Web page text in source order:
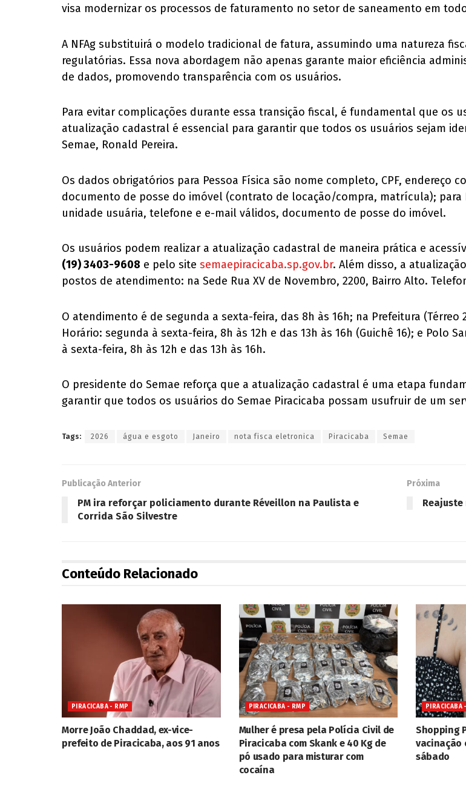
visa modernizar os processos de faturamento no setor de saneamento em
A NFAg substituirá o modelo tradicional de fatura, assumindo uma natureza
regulatórias. Essa nova abordagem não apenas garante maior eficiência
de dados, promovendo transparência com os usuários.
Para evitar complicações durante essa transição fiscal, é fundamental que os
atualização cadastral é essencial para garantir que todos os usuários sejam
Semae, Ronald Pereira.
Os dados obrigatórios para Pessoa Física são nome completo, CPF,
documento de posse do imóvel (contrato de locação/compra, matrícula); para
unidade usuária, telefone e e-mail válidos, documento de posse do imóvel.
Os usuários podem realizar a atualização cadastral de maneira prática e
(19) 3403-9608 e pelo site semaepiracicaba.sp.gov.br. Além disso, a
postos de atendimento: na Sede Rua XV de Novembro, 2200, Bairro Alto.
O atendimento é de segunda a sexta-feira, das 8h às 16h; na Prefeitura (Térreo
Horário: segunda à sexta-feira, 8h às 12h e das 13h às 16h (Guichê 16); e Polo
à sexta-feira, 8h às 12h e das 13h às 16h.
O presidente do Semae reforça que a atualização cadastral é uma etapa
garantir que todos os usuários do Semae Piracicaba possam usufruir de um
Tags: 2026 água e esgoto Janeiro nota fisca eletronica Piracicaba Semae
Publicação Anterior
PM ira reforçar policiamento durante Réveillon na Paulista e
Corrida São Silvestre
Próxima
Conteúdo Relacionado
PIRACICABA - RMP
Morre João Chaddad, ex-vice-
prefeito de Piracicaba, aos 91 anos
PIRACICABA - RMP
Mulher é presa pela Polícia Civil de
Piracicaba com Skank e 40 Kg de
pó usado para misturar com
cocaína
PIRACICABA
Shopping
vacinação
sábado